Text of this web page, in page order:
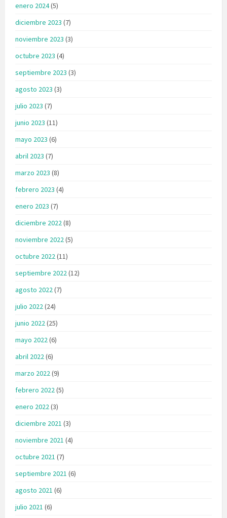
enero 2024(5)
diciembre 2023 (7)
noviembre 2023 (3)
octubre 2023 (4)
septiembre 2023 (3)
agosto 2023 (3)
julio 2023 (7)
junio 2023 (11)
mayo 2023 (6)
abril 2023 (7)
marzo 2023 (8)
febrero 2023 (4)
enero 2023 (7)
diciembre 2022(8)
noviembre 2022(5)
octubre 2022(11)
septiembre 2022(12)
agosto 2022(7)
julio 2022(24)
junio 2022(25)
mayo 2022(6)
abril 2022(6)
marzo 2022(9)
febrero 2022(5)
enero 2022(3)
diciembre 2021 (3)
noviembre 2021 (4)
octubre 2021 (7)
septiembre 2021 (6)
agosto 2021 (6)
julio 2021 (6)